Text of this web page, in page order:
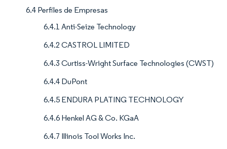
6.4 Perfiles de Empresas
6.4.1 Anti-Seize Technology
6.4.2 CASTROL LIMITED
6.4.3 Curtiss-Wright Surface Technologies (CWST)
6.4.4 DuPont
6.4.5 ENDURA PLATING TECHNOLOGY
6.4.6 Henkel AG & Co. KGaA
6.4.7 Illinois Tool Works Inc.